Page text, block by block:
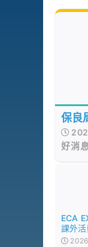
保良
賽(
好消
ECA
課外